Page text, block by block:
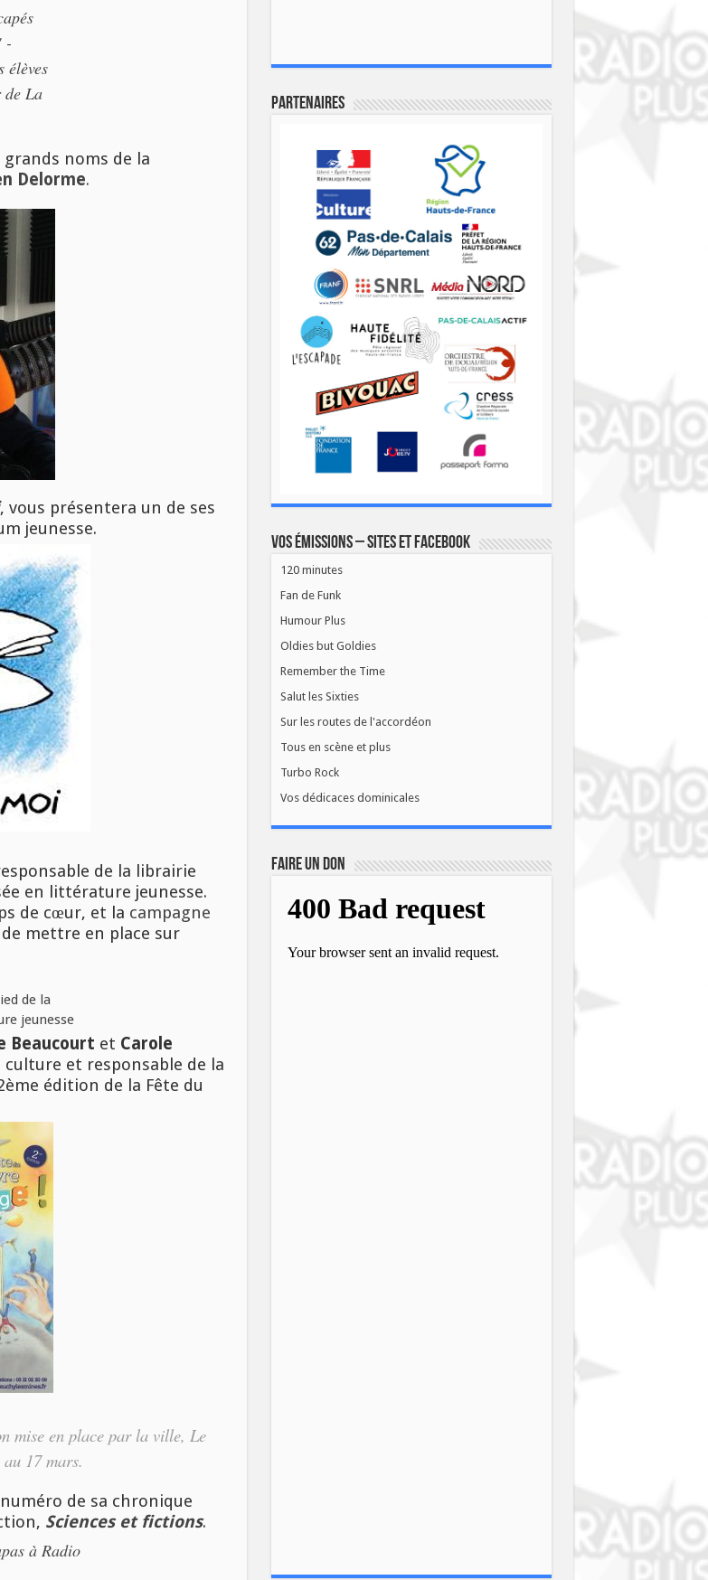
noms de la
Delorme.
, vous présentera un de ses
jeunesse.
de la librairie
en littérature jeunesse.
de cœur, et la campagne
mettre en place sur
Beaucourt et Carole
et responsable de la
édition de la Fête du
mise en place par la ville, Le
17 mars.
de sa chronique
Sciences et fictions.
Partenaires
Vos émissions – Sites et Facebook
120 minutes
Fan de Funk
Humour Plus
Oldies but Goldies
Remember the Time
Salut les Sixties
Sur les routes de l'accordéon
Tous en scène et plus
Turbo Rock
Vos dédicaces dominicales
FAIRE UN DON